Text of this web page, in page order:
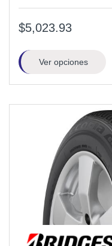
$5,023.93
Ver opciones